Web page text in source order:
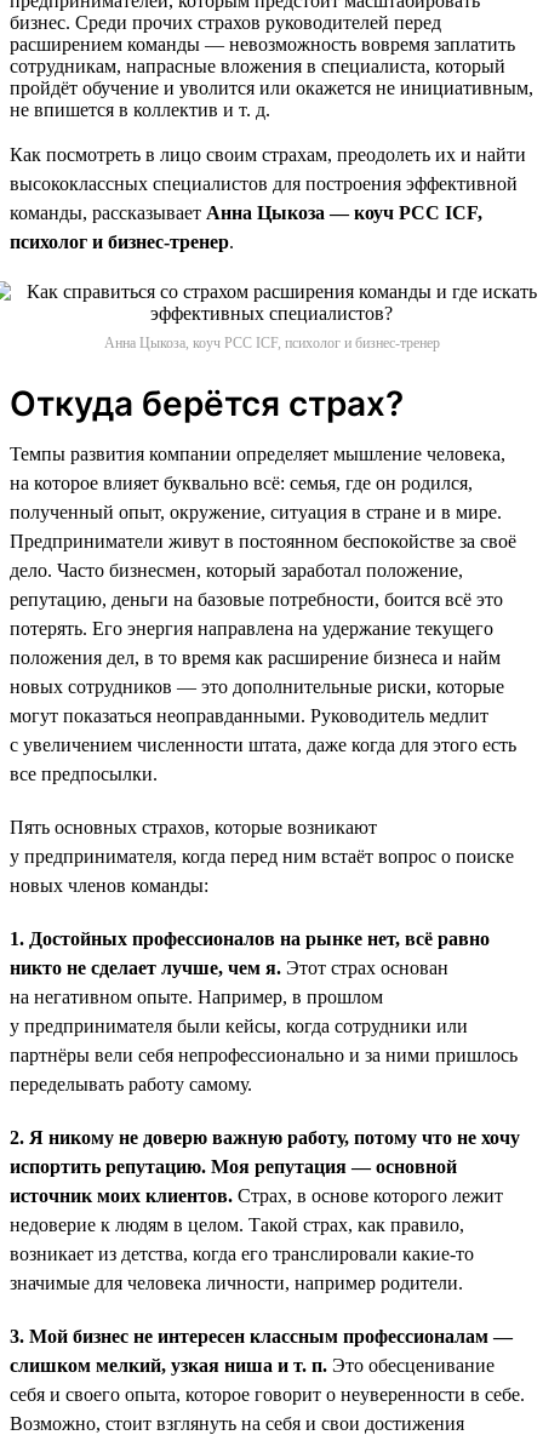
бизнес. Среди прочих страхов руководителей перед
расширением команды — невозможность вовремя заплатить
сотрудникам, напрасные вложения в специалиста, который
пройдёт обучение и уволится или окажется не инициативным,
не впишется в коллектив и т. д.
Как посмотреть в лицо своим страхам, преодолеть их и найти
высококлассных специалистов для построения эффективной
команды, рассказывает Анна Цыкоза — коуч PCC ICF,
психолог и бизнес-тренер.
Анна Цыкоза, коуч PCC ICF, психолог и бизнес-тренер
Откуда берётся страх?
Темпы развития компании определяет мышление человека,
на которое влияет буквально всё: семья, где он родился,
полученный опыт, окружение, ситуация в стране и в мире.
Предприниматели живут в постоянном беспокойстве за своё
дело. Часто бизнесмен, который заработал положение,
репутацию, деньги на базовые потребности, боится всё это
потерять. Его энергия направлена на удержание текущего
положения дел, в то время как расширение бизнеса и найм
новых сотрудников — это дополнительные риски, которые
могут показаться неоправданными. Руководитель медлит
с увеличением численности штата, даже когда для этого есть
все предпосылки.
Пять основных страхов, которые возникают
у предпринимателя, когда перед ним встаёт вопрос о поиске
новых членов команды:
1. Достойных профессионалов на рынке нет, всё равно
никто не сделает лучше, чем я. Этот страх основан
на негативном опыте. Например, в прошлом
у предпринимателя были кейсы, когда сотрудники или
партнёры вели себя непрофессионально и за ними пришлось
переделывать работу самому.
2. Я никому не доверю важную работу, потому что не хочу
испортить репутацию. Моя репутация — основной
источник моих клиентов. Страх, в основе которого лежит
недоверие к людям в целом. Такой страх, как правило,
возникает из детства, когда его транслировали какие-то
значимые для человека личности, например родители.
3. Мой бизнес не интересен классным профессионалам —
слишком мелкий, узкая ниша и т. п. Это обесценивание
себя и своего опыта, которое говорит о неуверенности в себе.
Возможно, стоит взглянуть на себя и свои достижения